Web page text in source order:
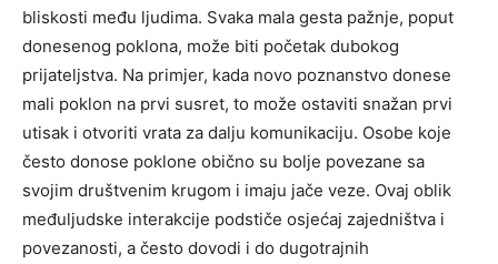
bliskosti među ljudima. Svaka mala gesta pažnje, poput
donesenog poklona, može biti početak dubokog
prijateljstva. Na primjer, kada novo poznanstvo donese
mali poklon na prvi susret, to može ostaviti snažan prvi
utisak i otvoriti vrata za dalju komunikaciju. Osobe koje
često donose poklone obično su bolje povezane sa
svojim društvenim krugom i imaju jače veze. Ovaj oblik
međuljudske interakcije podstiče osjećaj zajedništva i
povezanosti, a često dovodi i do dugotrajnih